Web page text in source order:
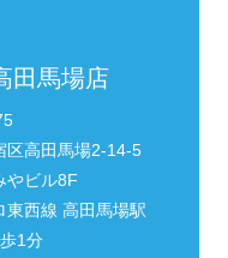
田馬場店
区高田馬場2-14-5
やビル8F
東西線 高田馬場駅
1分